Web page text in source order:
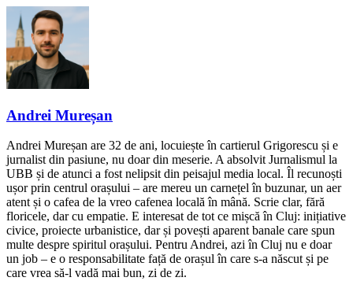
Andrei Mureșan
Andrei Mureșan are 32 de ani, locuiește în cartierul Grigorescu și e
jurnalist din pasiune, nu doar din meserie. A absolvit Jurnalismul la
UBB și de atunci a fost nelipsit din peisajul media local. Îl recunoști
ușor prin centrul orașului – are mereu un carnețel în buzunar, un aer
atent și o cafea de la vreo cafenea locală în mână. Scrie clar, fără
floricele, dar cu empatie. E interesat de tot ce mișcă în Cluj: inițiative
civice, proiecte urbanistice, dar și povești aparent banale care spun
multe despre spiritul orașului. Pentru Andrei, azi în Cluj nu e doar
un job – e o responsabilitate față de orașul în care s-a născut și pe
care vrea să-l vadă mai bun, zi de zi.